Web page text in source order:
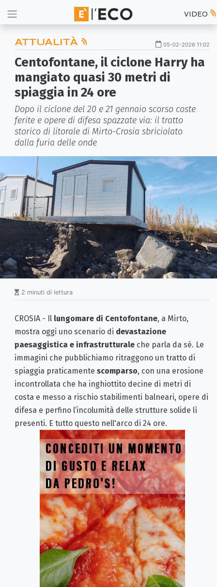
VIDEO
ATTUALITÀ 05-02-2026 11:02
Centofontane, il ciclone Harry ha
mangiato quasi 30 metri di
spiaggia in 24 ore
Dopo il ciclone del 20 e 21 gennaio scorso coste
ferite e opere di difesa spazzate via: il tratto
storico di litorale di Mirto-Crosia sbriciolato
dalla furia delle onde
2 minuti di lettura
CROSIA - Il lungomare di Centofontane, a Mirto,
mostra oggi uno scenario di devastazione
paesaggistica e infrastrutturale che parla da sé. Le
immagini che pubblichiamo ritraggono un tratto di
spiaggia praticamente scomparso, con una erosione
incontrollata che ha inghiottito decine di metri di
costa e messo a rischio stabilimenti balneari, opere di
difesa e perfino l’incolumità delle strutture solide lì
presenti. E tutto questo nell'arco di 24 ore.